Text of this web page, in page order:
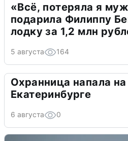
«Всё, потеряла я
подарила Филиппу
лодку за 1,2 млн
5 августа 164
Охранница напала
Екатеринбурге
6 августа 0